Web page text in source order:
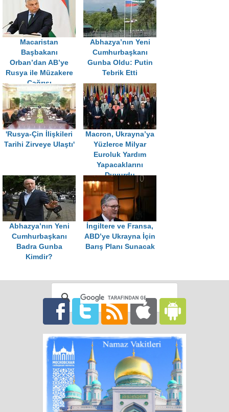
Macaristan
Başbakanı
Orban’dan AB’ye
Rusya ile Müzakere
Çağrısı
Abhazya’nın Yeni
Cumhurbaşkanı
Gunba Oldu: Putin
Tebrik Etti
'Rusya-Çin İlişkileri
Tarihi Zirveye Ulaştı'
Macron, Ukrayna’ya
Yüzlerce Milyar
Euroluk Yardım
Yapacaklarını
Duyurdu
Abhazya’nın Yeni
Cumhurbaşkanı
Badra Gunba
Kimdir?
İngiltere ve Fransa,
ABD’ye Ukrayna İçin
Barış Planı Sunacak